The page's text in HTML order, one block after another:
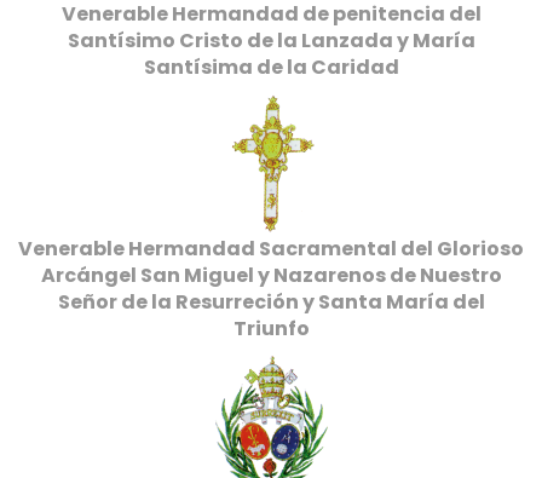
Venerable Hermandad de penitencia del
Santísimo Cristo de la Lanzada y María
Santísima de la Caridad
Venerable Hermandad Sacramental del Glorioso
Arcángel San Miguel y Nazarenos de Nuestro
Señor de la Resurreción y Santa María del
Triunfo